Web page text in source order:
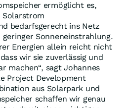
ermöglicht es,
Solarstrom
bedarfsgerecht ins Netz
Sonneneinstrahlung.
Energien allein reicht nicht
wir sie zuverlässig und
machen“, sagt Johannes
Project Development
aus Solarpark und
schaffen wir genau